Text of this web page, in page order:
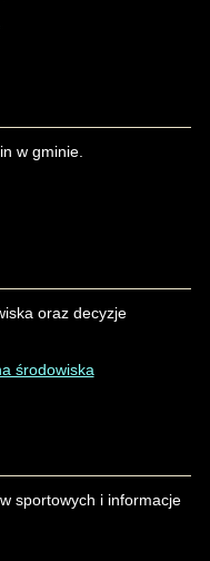
w gminie.
oraz decyzje
środowiska
sportowych i informacje